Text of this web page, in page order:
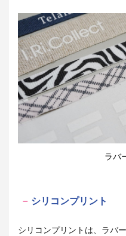
ラバ
シリコンプリント
シリコンプリントは、ラバ